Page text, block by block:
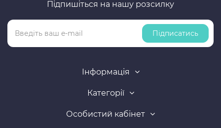
Підпишіться на нашу розсилку
Підписатись
Інформація
Категорії
Особистий кабінет